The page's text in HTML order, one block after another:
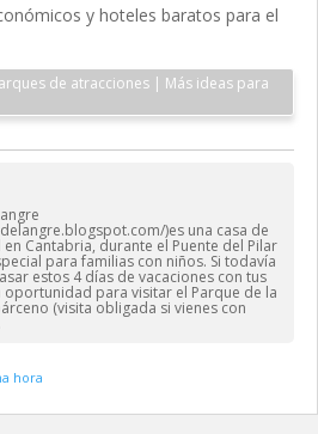
y hoteles baratos para el
)es una casa de
Cantabria, durante el Puente del Pilar
para familias con niños. Si todavía
estos 4 días de vacaciones con tus
oportunidad para visitar el Parque de la
(visita obligada si vienes con
hora